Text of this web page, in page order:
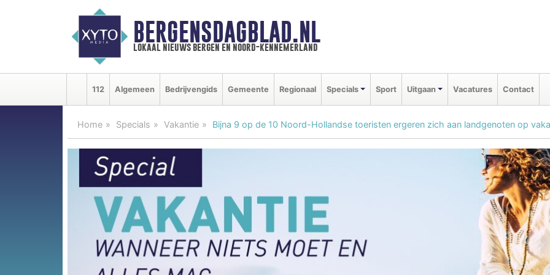
BERGENSDAGBLAD.NL
lokaal nieuws bergen en noord-kennemerland
112 Algemeen Bedrijvengids Gemeente Regionaal Specials Sport Uitgaan Vacatures Contact
Home Specials Vakantie Bijna 9 op de 10 Noord-Hollandse toeristen ergeren zich aan landgenoten op